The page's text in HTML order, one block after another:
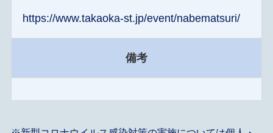
https://www.takaoka-st.jp/event/nabematsuri/
備考